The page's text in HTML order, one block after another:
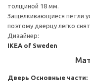
толщиной 18 мм.
Защелкивающиеся петли
поэтому дверцу легко
Дизайнер:
IKEA of Sweden
Дверь Основные части: